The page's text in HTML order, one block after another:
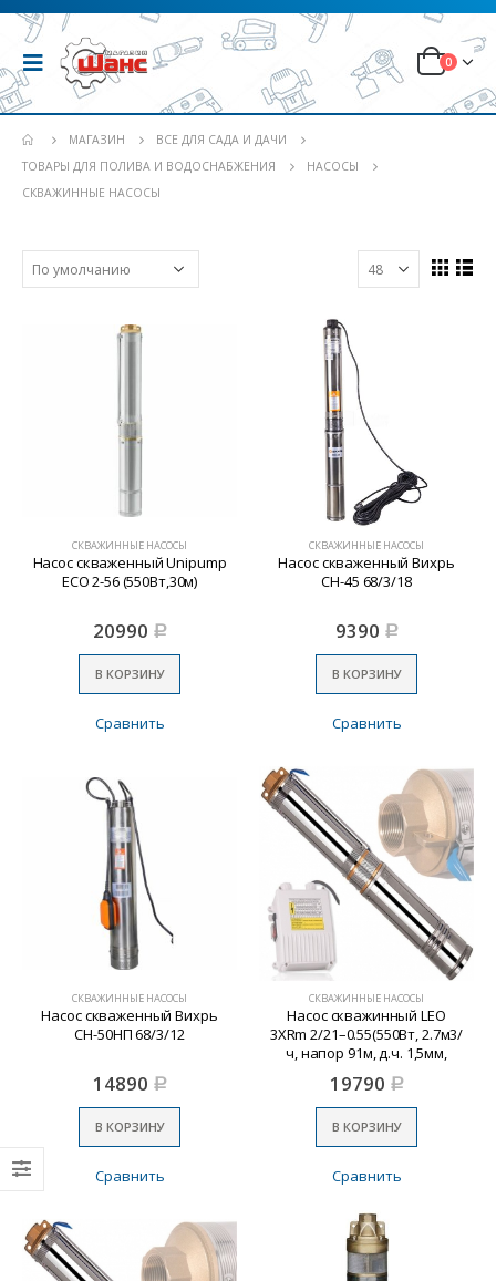
0
МАГАЗИН
ВСЕ ДЛЯ САДА И ДАЧИ
ТОВАРЫ ДЛЯ ПОЛИВА И ВОДОСНАБЖЕНИЯ
НАСОСЫ
СКВАЖИННЫЕ НАСОСЫ
СКВАЖИННЫЕ НАСОСЫ
Насос скваженный Unipump
ECO 2-56 (550Вт,30м)
20990 Р
В КОРЗИНУ
Сравнить
СКВАЖИННЫЕ НАСОСЫ
Насос скваженный Вихрь
СН-45 68/3/18
9390 Р
В КОРЗИНУ
Сравнить
СКВАЖИННЫЕ НАСОСЫ
Насос скваженный Вихрь
СН-50НП 68/3/12
14890 Р
В КОРЗИНУ
Сравнить
СКВАЖИННЫЕ НАСОСЫ
Насос скважинный LEO
3XRm 2/21–0.55(550Вт, 2.7м3/
ч, напор 91м, д.ч. 1,5мм,
д.патр.пульт управ)
19790 Р
В КОРЗИНУ
Сравнить